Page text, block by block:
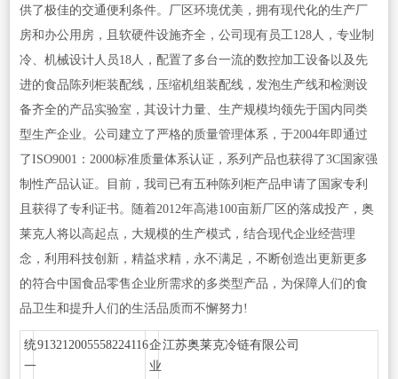
供了极佳的交通便利条件。厂区环境优美，拥有现代化的生产厂
房和办公用房，且软硬件设施齐全，公司现有员工128人，专业制
冷、机械设计人员18人，配置了多台一流的数控加工设备以及先
进的食品陈列柜装配线，压缩机组装配线，发泡生产线和检测设
备齐全的产品实验室，其设计力量、生产规模均领先于国内同类
型生产企业。公司建立了严格的质量管理体系，于2004年即通过
了ISO9001：2000标准质量体系认证，系列产品也获得了3C国家强
制性产品认证。目前，我司已有五种陈列柜产品申请了国家专利
且获得了专利证书。随着2012年高港100亩新厂区的落成投产，奥
莱克人将以高起点，大规模的生产模式，结合现代企业经营理
念，利用科技创新，精益求精，永不满足，不断创造出更新更多
的符合中国食品零售企业所需求的多类型产品，为保障人们的食
品卫生和提升人们的生活品质而不懈努力!
统
一
913212005558224116企
业
江苏奥莱克冷链有限公司